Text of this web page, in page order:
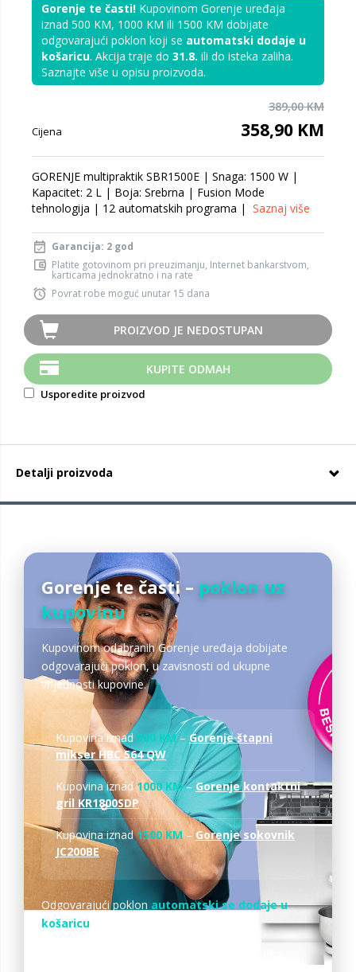
Gorenje te časti! Kupovinom Gorenje uređaja
iznad 500 KM, 1000 KM ili 1500 KM dobijate
odgovarajući poklon koji se automatski dodaje u
košaricu. Akcija traje do 31.8. ili do isteka zaliha.
Saznajte više u opisu proizvoda.
389,00 KM
Cijena 358,90 KM
GORENJE multipraktik SBR1500E | Snaga: 1500 W |
Kapacitet: 2 L | Boja: Srebrna | Fusion Mode
tehnologija | 12 automatskih programa | Saznaj više
Garancija: 2 god
Platite gotovinom pri preuzimanju, Internet bankarstvom,
karticama jednokratno i na rate
Povrat robe moguć unutar 15 dana
PROIZVOD JE NEDOSTUPAN
KUPITE ODMAH
Usporedite proizvod
Detalji proizvoda
Gorenje te časti – poklon uz
kupovinu
Kupovinom odabranih Gorenje uređaja dobijate
odgovarajući poklon, u zavisnosti od ukupne
vrijednosti kupovine.
Kupovina iznad 500 KM– Gorenje štapni
mikser HBC 564 QW
Kupovina iznad1000 KM–Gorenje kontaktni
gril KR1800SDP
Kupovina iznad1500 KM–Gorenje sokovnik
JC200BE
Odgovarajući poklon automatski se dodaje u
košaricu